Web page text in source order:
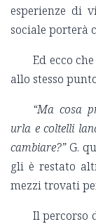
esperienze di
sociale porterà
Ed ecco
allo stesso
“Ma cosa
urla e coltelli
cambiare?” G.
gli è restato
mezzi trovati
Il percorso